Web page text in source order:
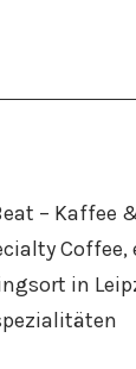
– Kaffee
in